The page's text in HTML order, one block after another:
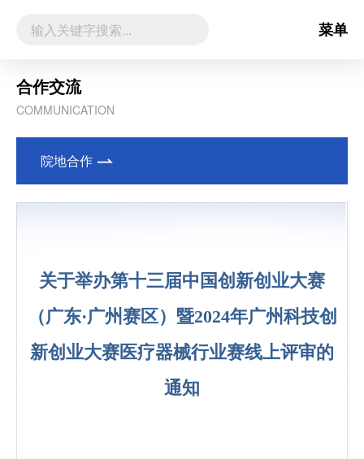
菜单
合作交流
COMMUNICATION
院地合作
关于举办第十三届中国创新创业大赛
（广东·广州赛区）暨2024年广州科技创
新创业大赛医疗器械行业赛线上评审的
通知